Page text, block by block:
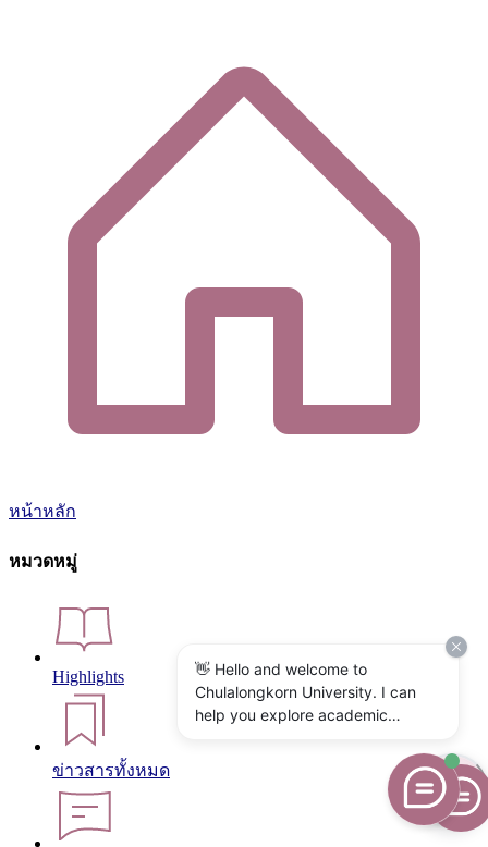
หน้าหลัก
หมวดหมู่
Highlights
ข่าวสารทั้งหมด
👋 Hello and welcome to
Chulalongkorn University. I can
help you explore academic